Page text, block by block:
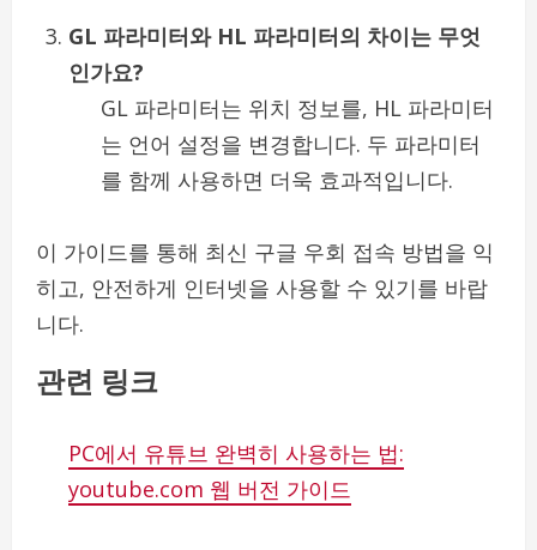
GL 파라미터와 HL 파라미터의 차이는 무엇
인가요?
GL 파라미터는 위치 정보를, HL 파라미터
는 언어 설정을 변경합니다. 두 파라미터
를 함께 사용하면 더욱 효과적입니다.
이 가이드를 통해 최신 구글 우회 접속 방법을 익
히고, 안전하게 인터넷을 사용할 수 있기를 바랍
니다.
관련 링크
PC에서 유튜브 완벽히 사용하는 법:
youtube.com 웹 버전 가이드